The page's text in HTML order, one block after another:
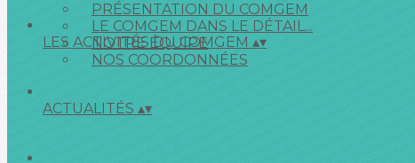
PRÉSENTATION DU COMGEM
LE COMGEM DANS LE DÉTAIL...
NOTRE ÉQUIPE
NOS COORDONNÉES
LES ACTIVITÉS DU COMGEM ▴▾
ACTUALITÉS ▴▾